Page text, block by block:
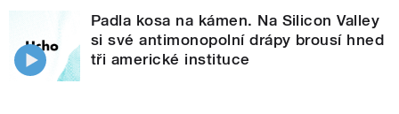
Padla kosa na kámen. Na Silicon Valley
si své antimonopolní drápy brousí hned
tři americké instituce